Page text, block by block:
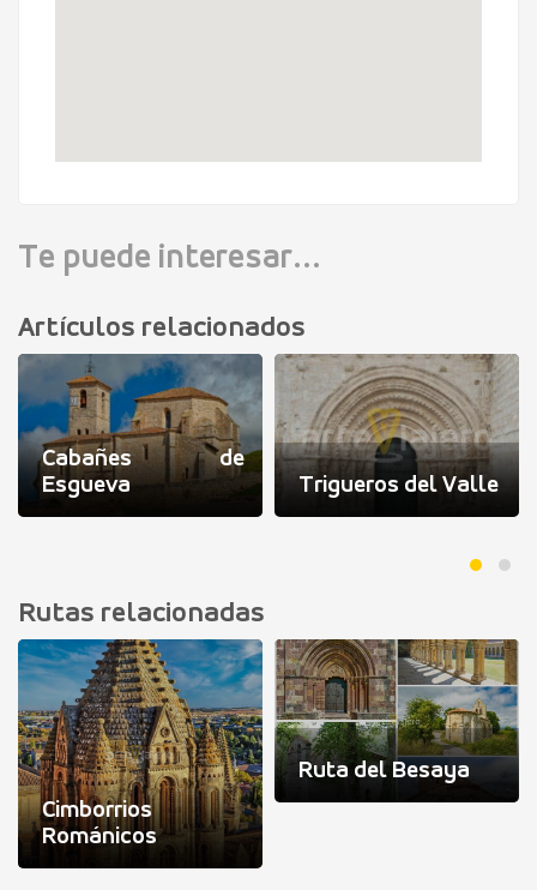
Te puede interesar...
Artículos relacionados
Cabañes de
Esgueva
Trigueros del Valle
Rutas relacionadas
Cimborrios
Románicos
Ruta del Besaya